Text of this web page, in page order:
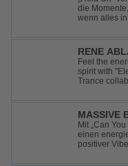
die
wenn alles
dich daran
RENE
SOULFIRE
Feel the
spirit with
Trance
Uplifting
MASSIVE
SUMMER
Mit „Can
einen
positiver
Freiheit und